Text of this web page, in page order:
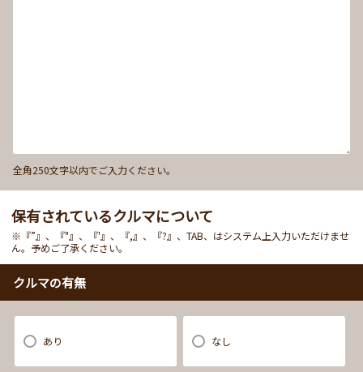
全角250文字以内でご入力ください。
保有されているクルマについて
※『”』、『"』、『'』、『,』、『?』、TAB、はシステム上入力いただけませ
ん。予めご了承ください。
クルマの有無
あり なし